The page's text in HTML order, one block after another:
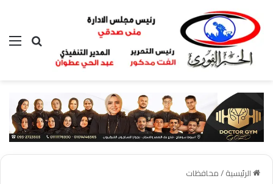
بحث عن
الرئيسية/محافظات